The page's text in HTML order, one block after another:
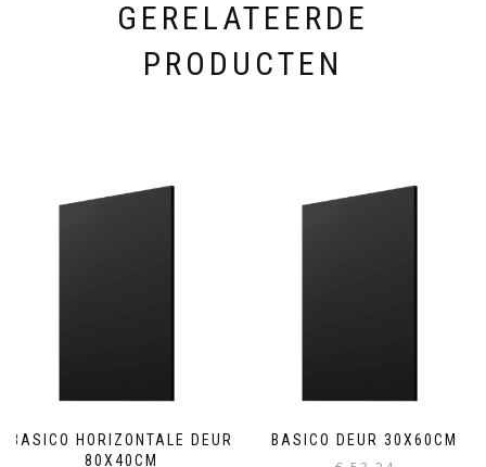
GERELATEERDE
PRODUCTEN
BASICO HORIZONTALE DEUR
80X40CM
BASICO DEUR 30X60CM